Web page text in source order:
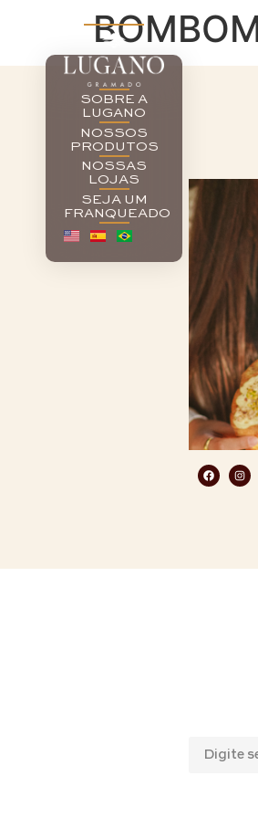
SOBRE A
LUGANO
NOSSOS
PRODUTOS
NOSSAS
LOJAS
SEJA UM
FRANQUEADO